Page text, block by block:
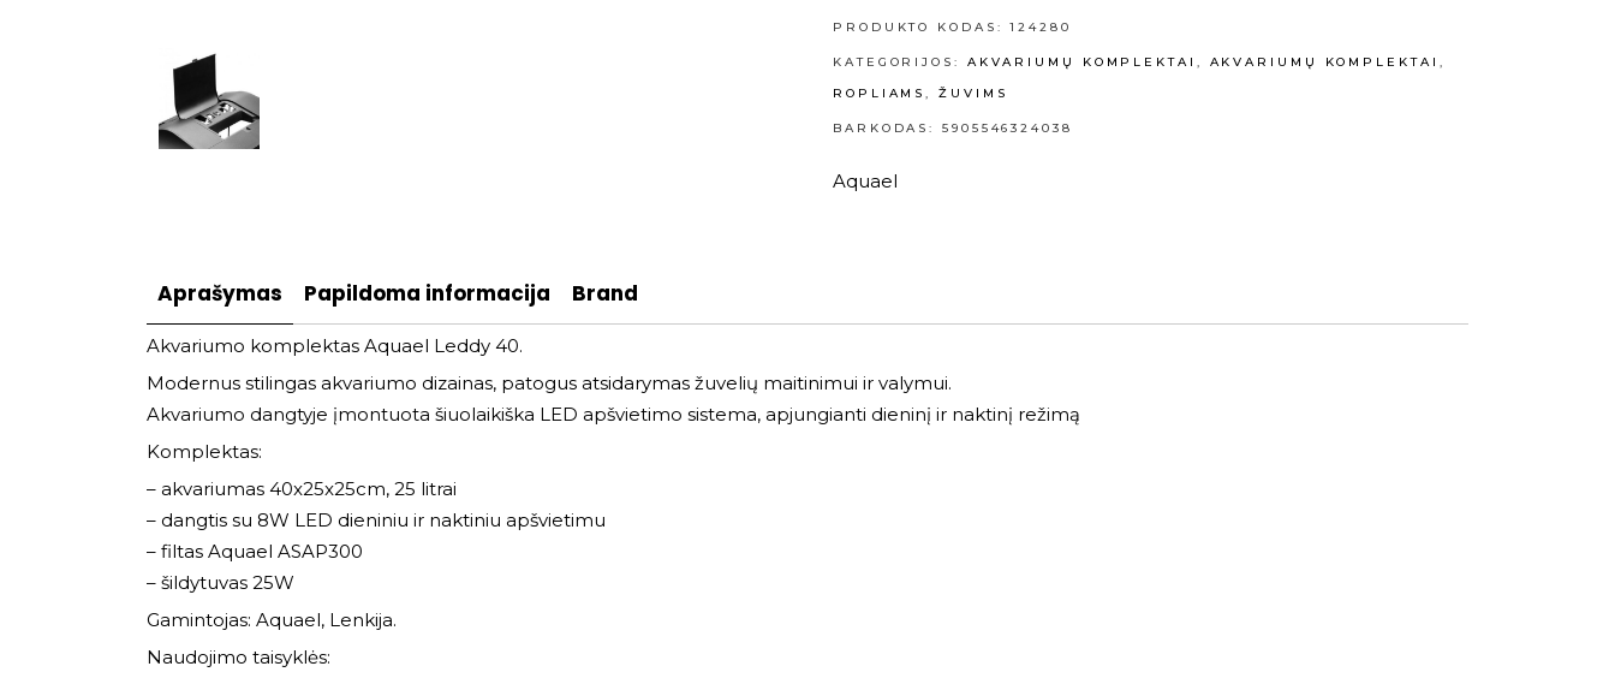
PRODUKTO KODAS:124280
KATEGORIJOS: AKVARIUMŲ KOMPLEKTAI , AKVARIUMŲ KOMPLEKTAI ,
ROPLIAMS,ŽUVIMS
BARKODAS: 5905546324038
Aquael
Aprašymas Papildoma informacija Brand
Akvariumo komplektas Aquael Leddy 40.
Modernus stilingas akvariumo dizainas, patogus atsidarymas žuvelių maitinimui ir valymui.
Akvariumo dangtyje įmontuota šiuolaikiška LED apšvietimo sistema, apjungianti dieninį ir naktinį režimą
Komplektas:
– akvariumas 40x25x25cm, 25 litrai
– dangtis su 8W LED dieniniu ir naktiniu apšvietimu
– filtas Aquael ASAP300
– šildytuvas 25W
Gamintojas: Aquael, Lenkija.
Naudojimo taisyklės: